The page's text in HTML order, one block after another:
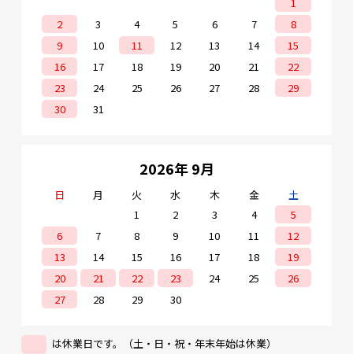
2
3 4 5 6 7
8
9
10 11 12 13 14
15
16
17 18 19 20 21
22
23
24 25 26 27 28
29
30
31
2026年 9月
日 月 火 水 木 金
土
1
2 3 4
5
6
7 8 9 10 11
12
13
14 15 16 17 18
19
20
21 22 23 24 25
26
27
28 29 30
は休業日です。（土・日・祝・年末年始は休業）